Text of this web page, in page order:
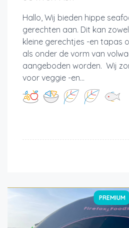
Hallo, Wij bieden hippe
gerechten aan. Dit kan
kleine gerechtjes -en tapas
als onder de vorm van
aangeboden worden. Wij
voor veggie -en...
PREMIUM